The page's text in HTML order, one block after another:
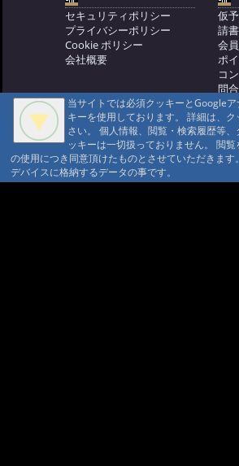
湯之谷山荘
@温泉大好
#1638:湯乃上館さん 山
に外れなし
渋温泉 つばたや
@tommy さ
#1635:まさ
かの雪でしたが 三斗小
さん
@いちか
#1634:三斗小屋温泉 大
#1627:つばた
セキュリティポリシー
プライバシーポリシー
Cookie ポリシー
会社概要
仮
請
会
ポ
コ
問
マウン
〒386-
© 1999-2026 MountAin TRAD ® Inc. https://
当サイトでは必須クッキーとGoogle
キーを使用しております。 詳細は、
さい。 個人情報、閲覧・検索履歴等
ッキーは一切扱っておりません。 閲
の使用につき同意頂けたものとさせていただきま
デバイスに格納するデータの事です。